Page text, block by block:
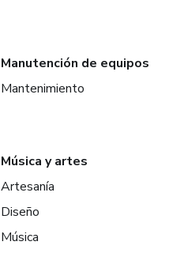
Manutención de equipos
Mantenimiento
Música y artes
Artesanía
Diseño
Música